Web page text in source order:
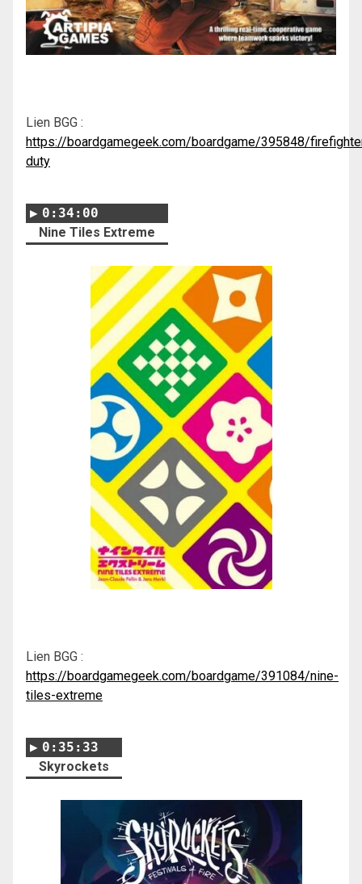
Lien BGG :
https://boardgamegeek.com/boardgame/395848/
duty
0:34:00
Nine Tiles Extreme
Lien BGG :
https://boardgamegeek.com/boardgame/391084/nine-
tiles-extreme
0:35:33
Skyrockets